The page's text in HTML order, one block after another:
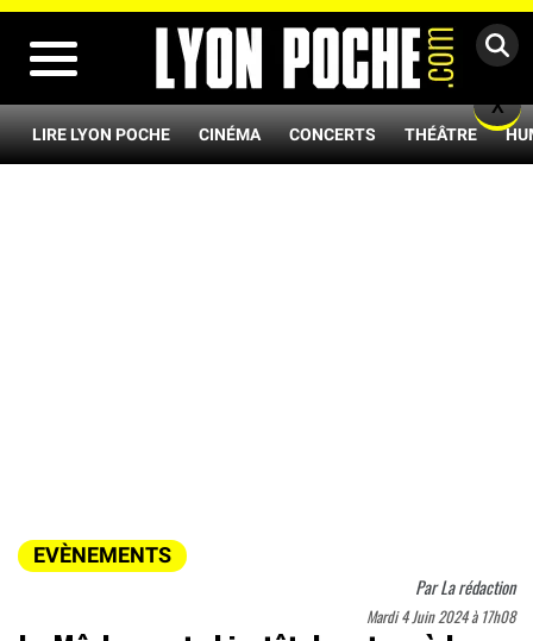
LIRE LYON POCHE CINÉMA CONCERTS THÉÂTRE
EVÈNEMENTS
ParLa rédaction
Mardi 4 Juin 2024 à 17h08
X